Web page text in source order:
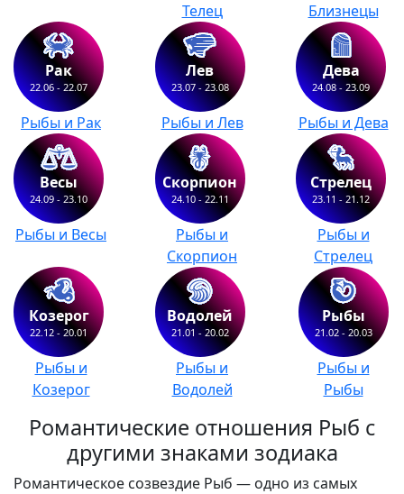
Телец
Близнецы
Рак
22.06 - 22.07
Рыбы и Рак
Лев
23.07 - 23.08
Рыбы и Лев
Дева
24.08 - 23.09
Рыбы и Дева
Весы
24.09 - 23.10
Рыбы и Весы
Скорпион
24.10 - 22.11
Рыбы и
Скорпион
Стрелец
23.11 - 21.12
Рыбы и
Стрелец
Козерог
22.12 - 20.01
Рыбы и
Козерог
Водолей
21.01 - 20.02
Рыбы и
Водолей
Рыбы
21.02 - 20.03
Рыбы и
Рыбы
Романтические отношения Рыб с
другими знаками зодиака
Романтическое созвездие Рыб — одно из самых